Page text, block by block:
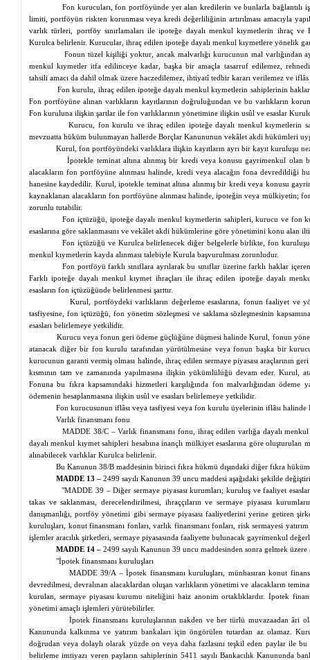
Fon kurucuları, fon portföyünde yer alan kredilerin ve bunlarla bağlantılı
limiti, portföyün riskten korunması veya kredi değerliliğinin artırılması amacıyla
varlık türleri, portföy sınırlamaları ile ipoteğe dayalı menkul kıymetlerin ihraç ve
Kurulca belirlenir. Kurucular, ihraç edilen ipoteğe dayalı menkul kıymetlere yönelik
Fonun tüzel kişiliği yoktur, ancak malvarlığı kurucunun mal varlığından
menkul kıymetler itfa edilinceye kadar, başka bir amaçla tasarruf edilemez,
tahsili amacı da dahil olmak üzere haczedilemez, ihtiyatî tedbir kararı verilemez ve iflâs
Fon kurulu, ihraç edilen ipoteğe dayalı menkul kıymetlerin sahiplerinin
Fon portföyüne alınan varlıkların kayıtlarının doğruluğundan ve bu varlıkların
Fon kuruluna ilişkin şartlar ile fon varlıklarının yönetimine ilişkin usûl ve esaslar
Kurucu, fon kurulu ve ihraç edilen ipoteğe dayalı menkul kıymetlerin
mevzuatta hüküm bulunmayan hallerde Borçlar Kanununun vekâlet akdi hükümleri
Kurul, fon portföyündeki varlıklara ilişkin kayıtların ayrı bir kayıt kuruluşu
İpotekle teminat altına alınmış bir kredi veya konusu gayrimenkul olan
alacakların fon portföyüne alınması halinde, kredi veya alacağın fona devredildiği
hanesine kaydedilir. Kurul, ipotekle teminat altına alınmış bir kredi veya konusu
kaynaklanan alacakların fon portföyüne alınması halinde, ipoteğin veya mülkiyetin;
zorunlu tutabilir.
Fon içtüzüğü, ipoteğe dayalı menkul kıymetlerin sahipleri, kurucu ve fon
esaslarına göre saklanmasını ve vekâlet akdi hükümlerine göre yönetimini konu alan
Fon içtüzüğü ve Kurulca belirlenecek diğer belgelerle birlikte, fon
menkul kıymetlerin kayda alınması talebiyle Kurula başvurulması zorunludur.
Fon portföyü farklı sınıflara ayrılarak bu sınıflar üzerine farklı haklar
Farklı ipoteğe dayalı menkul kıymet ihraçları ile ihraç edilen ipoteğe dayalı
esasların fon içtüzüğünde belirlenmesi şarttır.
Kurul, portföydeki varlıkların değerleme esaslarına, fonun faaliyet ve
tasfiyesine, fon içtüzüğü, fon yönetim sözleşmesi ve saklama sözleşmesinin
esasları belirlemeye yetkilidir.
Kurucu veya fonun geri ödeme güçlüğüne düşmesi halinde Kurul, fonun
atanacak diğer bir fon kurulu tarafından yürütülmesine veya fonun başka bir
kurucunun garanti vermiş olması halinde, ihraç edilen sermaye piyasası araçlarının
kısmının tam ve zamanında yapılmasına ilişkin yükümlülüğü devam eder. Kurul,
Fonuna bu fıkra kapsamındaki hizmetleri karşılığında fon malvarlığından ödeme
ödemenin hesaplanmasına ilişkin usûl ve esasları belirlemeye yetkilidir.
Fon kurucusunun iflâsı veya tasfiyesi veya fon kurulu üyelerinin iflâsı
Varlık finansmanı fonu
MADDE 38/C – Varlık finansmanı fonu, ihraç edilen varlığa dayalı menkul
dayalı menkul kıymet sahipleri hesabına inançlı mülkiyet esaslarına göre oluşturulan
alınabilecek varlıklar Kurulca belirlenir.
Bu Kanunun 38/B maddesinin birinci fıkra hükmü dışındaki diğer fıkra
MADDE 13 – 2499 sayılı Kanunun 39 uncu maddesi aşağıdaki şekilde
"MADDE 39 – Diğer sermaye piyasası kurumları; kuruluş ve faaliyet
takas ve saklanması, derecelendirilmesi, ihraççıların ve sermaye piyasası
danışmanlığı, portföy yönetimi gibi sermaye piyasası faaliyetlerini yerine getiren
kuruluşları, konut finansmanı fonları, varlık finansmanı fonları, risk sermayesi
işlemler aracılık şirketleri, sermaye piyasasında faaliyette bulunacak gayrimenkul
MADDE 14 – 2499 sayılı Kanunun 39 uncu maddesinden sonra gelmek
"İpotek finansmanı kuruluşları
MADDE 39/A – İpotek finansmanı kuruluşları, münhasıran konut
devredilmesi, devralınan alacaklardan oluşan varlıkların yönetimi ve alacakların
kurulan, sermaye piyasası kurumu niteliğini haiz anonim ortaklıklardır. İpotek
yönetimi amaçlı işlemleri yürütebilirler.
İpotek finansmanı kuruluşlarının nakden ve her türlü muvazaadanâri
Kanununda kalkınma ve yatırım bankaları için öngörülen tutardan az olamaz.
doğrudan veya dolaylı olarak yüzde on veya daha fazlasını teşkil eden paylar ile
belirleme imtiyazı veren payların sahiplerinin 5411 sayılı Bankacılık Kanununda